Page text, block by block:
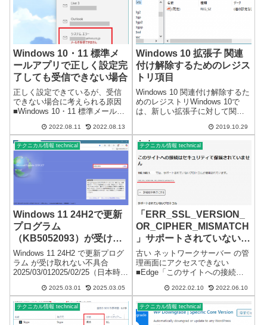
Windows 10・11 標準メ
ールアプリで正しく設定完
了しても受信できない場合
正しく設定できているが、受信
できない場合に考えられる原因
■Windows 10・11 標準メールア
バシーとセキュリティの設定で
メールのアクセスを拒否してい
るとシステムエラーで、受信で
きない場合があります。（Yah...
2022.08.11 2022.08.13
Windows 10 拡張子 関連
付け解除するためのレジス
トリ項目
Windows 10 関連付け解除するた
めのレジストリWindows 10で
は、新しい拡張子に対して関連
基本的に出来なくなっているよ
うです。ダミーのファイルを使
い一時的に関連付けを変更した
後、ダミーを削除し関連付...
2019.10.29
テクニカル情報 technical
Windows 11 24H2で更新
プログラム
（KB5052093）が受け取
れない不具合
Windows 11 24H2 で更新プログ
ラム が受け取れない不具合
2025/03/012025/02/25（日本時間
KB5052093 が受け取れない現象
があるようです。2025/03/01 の
時...
2025.03.01 2025.03.05
テクニカル情報 technical
「ERR_SSL_VERSION_
OR_CIPHER_MISMATCH
」サポートされていないプ
ロトコル （更新あり）
古い ネットワークサーバー の管
理画面にアクセスできない
■Edge「このサイトへの接続は
せん」Edge 画面■Chrome「この
ん」Chrome 画面
「ERR_SSL_VERSION_O...
2022.02.10 2022.06.10
テクニカル情報 technical テクニカル情報 technical